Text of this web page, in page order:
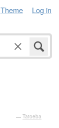
Theme Log in
— Tatoeba